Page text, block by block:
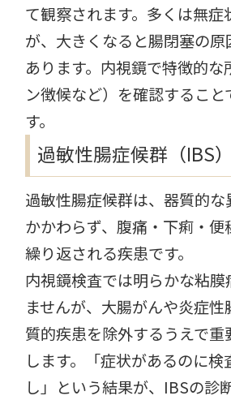
て観察されます。多くは無症
が、大きくなると腸閉塞の
あります。内視鏡で特徴的な
ン徴候など）を確認するこ
す。
過敏性腸症候群（IBS）
過敏性腸症候群は、器質的な
かかわらず、腹痛・下痢・
繰り返される疾患です。
内視鏡検査では明らかな粘
ませんが、大腸がんや炎症
質的疾患を除外するうえで重
します。「症状があるのに検
し」という結果が、IBSの診